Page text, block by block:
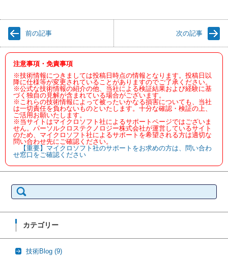
前の記事 次の記事
注意事項・免責事項
※技術情報につきましては投稿日時点の情報となります。投稿日以
降に仕様等が変更されていることがありますのでご了承ください。
※公式な技術情報の紹介の他、当社による検証結果および経験に基
づく独自の見解が含まれている場合がございます。
※これらの技術情報によって被ったいかなる損害についても、当社
は一切責任を負わないものといたします。十分な確認・検証の上、
ご活用お願いたします。
※当サイトはマイクロソフト社によるサポートページではございま
せん。パーソルクロステクノロジー株式会社が運営しているサイト
のため、マイクロソフト社によるサポートを希望される方は適切な
問い合わせ先にご確認ください。
【重要】マイクロソフト社のサポートをお求めの方は、問い合わ
せ窓口をご確認ください
索:
カテゴリー
技術Blog (9)